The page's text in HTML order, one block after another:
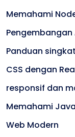
Memahami
Panduan
CSS dengan
responsif dan
Memahami
Web Modern